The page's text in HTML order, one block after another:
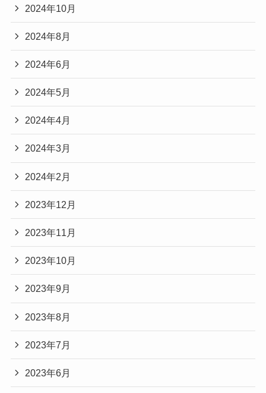
2024年10月
2024年8月
2024年6月
2024年5月
2024年4月
2024年3月
2024年2月
2023年12月
2023年11月
2023年10月
2023年9月
2023年8月
2023年7月
2023年6月